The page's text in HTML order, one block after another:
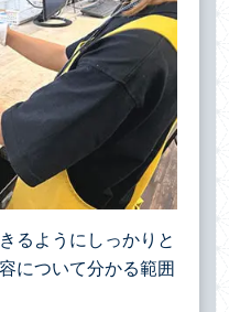
るようにしっかりと
について分かる範囲